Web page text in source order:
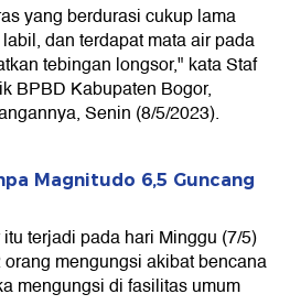
yang berdurasi cukup lama
dan terdapat mata air pada
tebingan longsor," kata Staf
BPBD Kabupaten Bogor,
Senin (8/5/2023).
Magnitudo 6,5 Guncang
terjadi pada hari Minggu (7/5)
mengungsi akibat bencana
mengungsi di fasilitas umum